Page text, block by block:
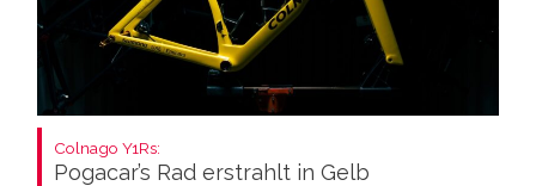
Colnago Y1Rs:
Pogacar’s Rad erstrahlt in Gelb